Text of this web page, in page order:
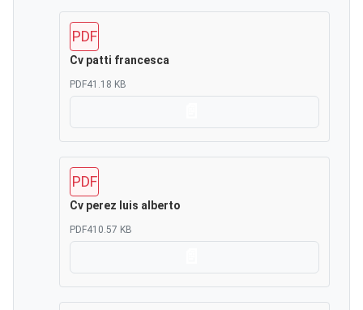
PDF
Cv patti francesca
PDF41.18 KB
PDF
Cv perez luis alberto
PDF410.57 KB